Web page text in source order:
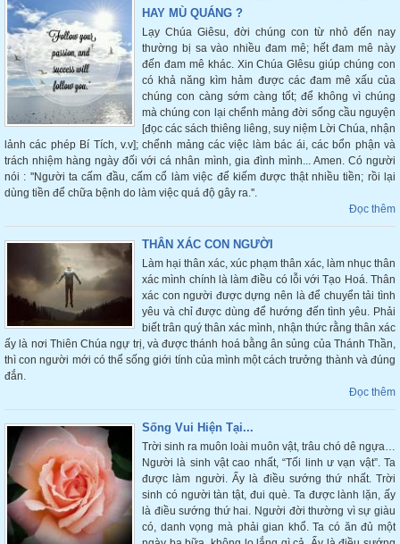
HAY MÙ QUÁNG ?
Lạy Chúa Giêsu, đời chúng con từ nhỏ đến nay
thường bị sa vào nhiều đam mê; hết đam mê này
đến đam mê khác. Xin Chúa GIêsu giúp chúng con
có khả năng kìm hảm được các đam mê xấu của
chúng con càng sớm càng tốt; để không vì chúng
mà chúng con lại chểnh mảng đời sống cầu nguyện
[đọc các sách thiêng liêng, suy niệm Lời Chúa, nhận
lảnh các phép Bí Tích, v.v]; chểnh mảng các việc làm bác ái, các bổn phận và
trách nhiệm hàng ngày đối với cá nhân mình, gia đình mình... Amen. Có người
nói : ''Người ta cấm đầu, cấm cổ làm việc để kiếm được thật nhiều tiền; rồi lại
dùng tiền để chữa bệnh do làm việc quá độ gây ra.''.
Đọc thêm
THÂN XÁC CON NGƯỜI
Làm hại thân xác, xúc phạm thân xác, làm nhục thân
xác mình chính là làm điều có lỗi với Tạo Hoá. Thân
xác con người được dựng nên là để chuyển tải tình
yêu và chỉ được dùng để hướng đến tình yêu. Phải
biết trân quý thân xác mình, nhận thức rằng thân xác
ấy là nơi Thiên Chúa ngự trị, và được thánh hoá bằng ân sủng của Thánh Thần,
thì con người mới có thể sống giới tính của mình một cách trưởng thành và đúng
đắn.
Đọc thêm
Sống Vui Hiện Tại...
Trời sinh ra muôn loài muôn vật, trâu chó dê ngựa…
Người là sinh vật cao nhất, “Tối linh ư vạn vật”. Ta
được làm người. Ấy là điều sướng thứ nhất. Trời
sinh có người tàn tật, đui què. Ta được lành lặn, ấy
là điều sướng thứ hai. Người đời thường vì sự giàu
có, danh vọng mà phải gian khổ. Ta có ăn đủ một